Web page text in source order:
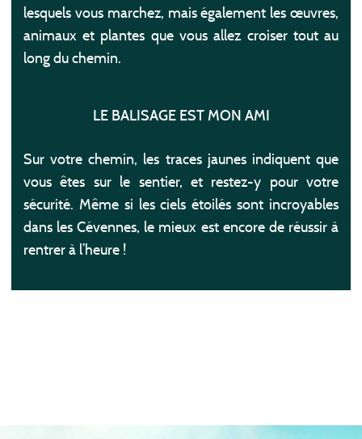
lesquels vous marchez, mais également les œuvres,
animaux et plantes que vous allez croiser tout au
long du chemin.
LE BALISAGE EST MON AMI
Sur votre chemin, les traces jaunes indiquent que
vous êtes sur le sentier, et restez-y pour votre
sécurité. Même si les ciels étoilés sont incroyables
dans les Cévennes, le mieux est encore de réussir à
rentrer à l’heure !